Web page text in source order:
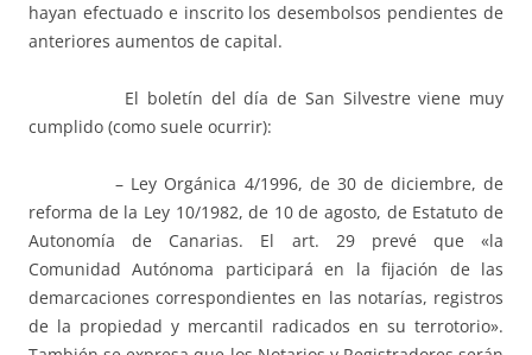
hayan efectuado e inscrito los desembolsos pendientes de
anteriores aumentos de capital.
El boletín del día de San Silvestre viene muy
cumplido (como suele ocurrir):
– Ley Orgánica 4/1996, de 30 de diciembre, de
reforma de la Ley 10/1982, de 10 de agosto, de Estatuto de
Autonomía de Canarias. El art. 29 prevé que «la
Comunidad Autónoma participará en la fijación de las
demarcaciones correspondientes en las notarías, registros
de la propiedad y mercantil radicados en su terrotorio».